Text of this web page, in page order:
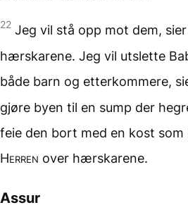
22 Jeg vil stå opp mot dem, sier
hærskarene. Jeg vil utslette
både barn og etterkommere,
gjøre byen til en sump der
feie den bort med en kost som
Herren over hærskarene.
Assur